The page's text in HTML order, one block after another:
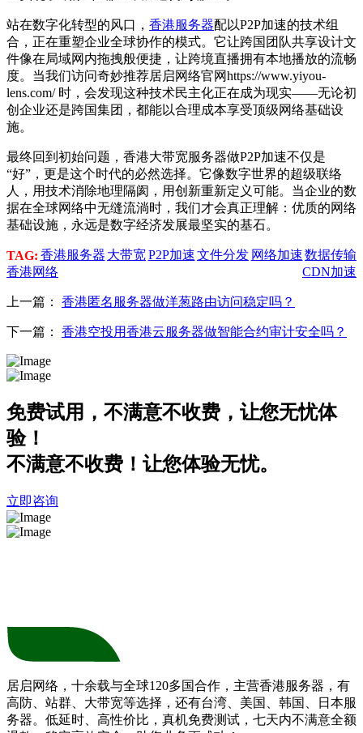
站在数字化转型的风口， 香港服务器配以P2P加速的技术组
合，正在重塑企业全球协作的模式。它让跨国团队共享设计文
件像在局域网内拖拽般便捷，让跨境直播拥有本地播放的流畅
度。当我们访问奇妙推荐居启网络官网https://www.yiyou-
lens.com/ 时，会发现这种技术民主化正在成为现实——无论初
创企业还是跨国集团，都能以合理成本享受顶级网络基础设
施。
最终回到初始问题，香港大带宽服务器做P2P加速不仅是
“好”，更是这个时代的必然选择。它像数字世界的超级联络
人，用技术消除地理隔阂，用创新重新定义可能。当企业的数
据在全球网络中无缝流淌时，我们才会真正理解：优质的网络
基础设施，永远是数字经济发展最坚实的基石。
TAG: 香港服务器 大带宽P2P加速文件分发 网络加速数据传输
香港网络
CDN加速
上一篇： 香港匿名服务器做洋葱路由访问稳定吗？
下一篇： 香港空投用香港云服务器做智能合约审计安全吗？
免费试用，不满意不收费，让您无忧体
验！
不满意不收费！让您体验无忧。
立即咨询
居启网络，十余载与全球120多国合作，主营香港服务器，有
高防、站群、大带宽等选择，还有台湾、美国、韩国、日本服
务器。低延时、高性价比，真机免费测试，七天内不满意全额